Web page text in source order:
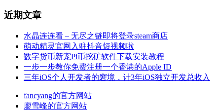
近期文章
水晶连连看 – 无尽之链即将登录steam商店
萌动精灵官网入驻抖音短视频啦
数字货币新宠Pi币挖矿软件下载安装教程
一步一步教你免费注册一个香港的Apple ID
三年iOS个人开发者的窘境，计3年iOS独立开发总收入
fancyang的官方网站
廖雪峰的官方网站